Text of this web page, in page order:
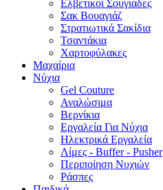
Ελβετικοί Σουγιάδες
Σακ Βουαγιάζ
Στρατιωτικά Σακίδια
Τσαντάκια
Χαρτοφύλακες
Μαχαίρια
Νύχια
Gel Couture
Αναλώσιμα
Βερνίκια
Εργαλεία Για Νύχια
Ηλεκτρικά Εργαλεία
Λίμες - Buffer - Pusher
Περιποίηση Νυχιών
Ράσπες